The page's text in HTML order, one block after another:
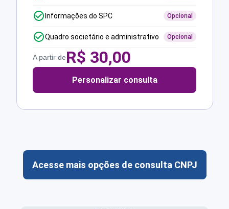
Informações do SPC Opcional
Quadro societário e administrativo Opcional
A partir deR$ 30,00
Personalizar consulta
Acesse mais opções de consulta CNPJ